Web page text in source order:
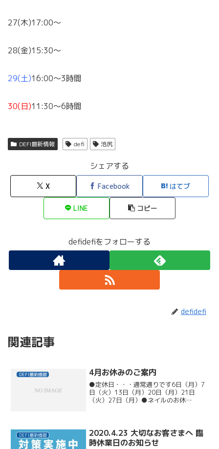
27(木)17:00～
28(金)15:30～
29(土)16:00～3時間
30(日)11:30～6時間
DEFI最新情報 defi 池尻
シェアする
X Facebook はてブ
LINE コピー
defidefiをフォローする
defidefi
関連記事
DEFI最新情報 4月お休みのご案内
●定休日・・・通常通りです6日（月）7
日（火）13日（月）20日（月）21日
（火）27日（月）●ネイルのお休
リスト村山賢司のお休み...
DEFI最新情報
2020.4.23 大切なお客さまへ 臨
時休業日のお知らせ